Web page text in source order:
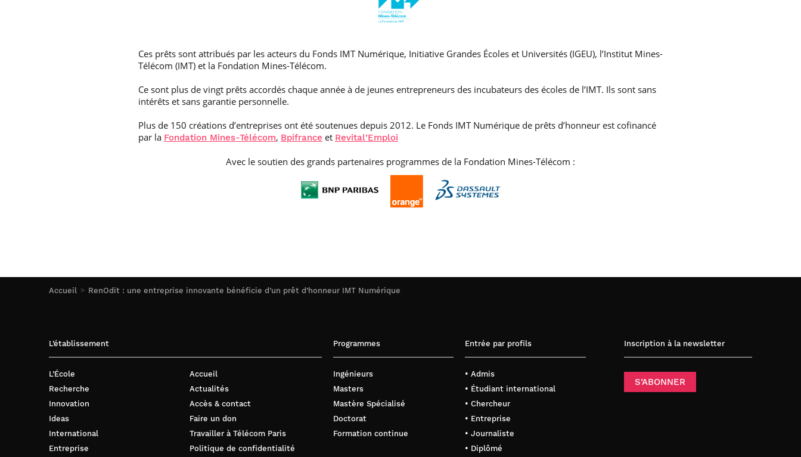
Accueil RenOdit : une entreprise innovante bénéficie d’un prêt d’honneur IMT Numérique
Ces prêts sont attribués par les acteurs du Fonds IMT Numérique, Initiative Grandes Écoles et Universités (IGEU), l’Institut Mines-
Télécom (IMT) et la Fondation Mines-Télécom.
Ce sont plus de vingt prêts accordés chaque année à de jeunes entrepreneurs des incubateurs des écoles de l’IMT. Ils sont sans
intérêts et sans garantie personnelle.
Plus de 150 créations d’entreprises ont été soutenues depuis 2012. Le Fonds IMT Numérique de prêts d’honneur est cofinancé
par la Fondation Mines-Télécom, Bpifrance et Revital’Emploi
Avec le soutien des grands partenaires programmes de la Fondation Mines-Télécom :
L’établissement
L’École
Recherche
Innovation
Ideas
International
Entreprise
Accueil
Actualités
Accès & contact
Faire un don
Travailler à Télécom Paris
Politique de confidentialité
Programmes
Ingénieurs
Masters
Mastère Spécialisé
Doctorat
Formation continue
Entrée par profils
• Admis
• Étudiant international
• Chercheur
• Entreprise
• Journaliste
• Diplômé
Inscription à la newsletter
S’ABONNER